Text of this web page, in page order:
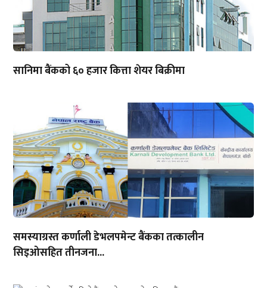
सानिमा बैंकको ६० हजार कित्ता शेयर बिक्रीमा
समस्याग्रस्त कर्णाली डेभलपमेन्ट बैंकका तत्कालीन
सिइओसहित तीनजना...